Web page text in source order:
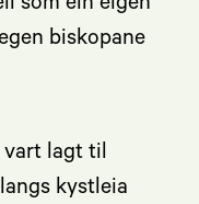
som ein eigen
biskopane
vart lagt til
kystleia